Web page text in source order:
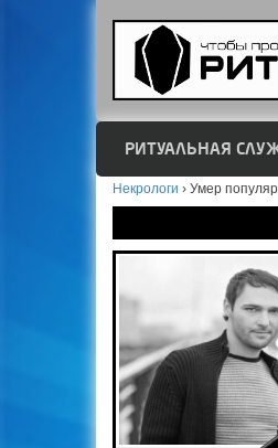
РИТУАЛЬНАЯ
Некрологи › Умер